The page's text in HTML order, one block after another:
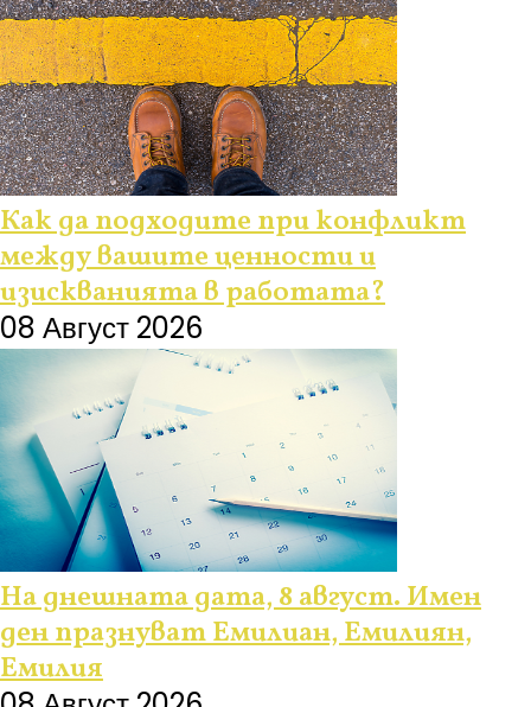
Как да подходите при конфликт
между вашите ценности и
изискванията в работата?
08 Август 2026
На днешната дата, 8 август. Имен
ден празнуват Емилиан, Емилиян,
Емилия